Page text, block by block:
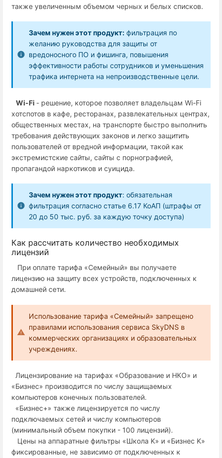
также увеличенным объемом черных и белых списков.
Зачем нужен этот продукт: фильтрация по
желанию руководства для защиты от
вредоносного ПО и фишинга, повышения
эффективности работы сотрудников и уменьшения
трафика интернета на непроизводственные цели.
Wi-Fi - решение, которое позволяет владельцам Wi-Fi
хотспотов в кафе, ресторанах, развлекательных центрах,
общественных местах, на транспорте быстро выполнить
требования действующих законов и легко защитить
пользователей от вредной информации, такой как
экстремистские сайты, сайты с порнографией,
пропагандой наркотиков и суицида.
Зачем нужен этот продукт: обязательная
фильтрация согласно статье 6.17 КоАП (штрафы от
20 до 50 тыс. руб. за каждую точку доступа)
Как рассчитать количество необходимых
лицензий
При оплате тарифа «Семейный» вы получаете
лицензию на защиту всех устройств, подключенных к
домашней сети.
Использование тарифа «Семейный» запрещено
правилами использования сервиса SkyDNS в
коммерческих организациях и образовательных
учреждениях.
Лицензирование на тарифах «Образование и НКО» и
«Бизнес» производится по числу защищаемых
компьютеров конечных пользователей.
«Бизнес+» также лицензируется по числу
подключаемых сетей и числу компьютеров
(минимальный объем покупки - 100 лицензий).
Цены на аппаратные фильтры «Школа K» и «Бизнес K»
фиксированные, не зависимо от подключенных к